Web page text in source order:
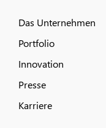
Das Unternehmen
Portfolio
Innovation
Presse
Karriere